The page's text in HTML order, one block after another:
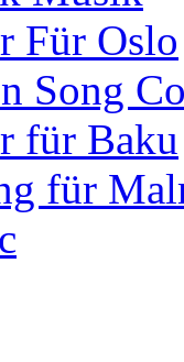
Für Oslo
Song
für Baku
für